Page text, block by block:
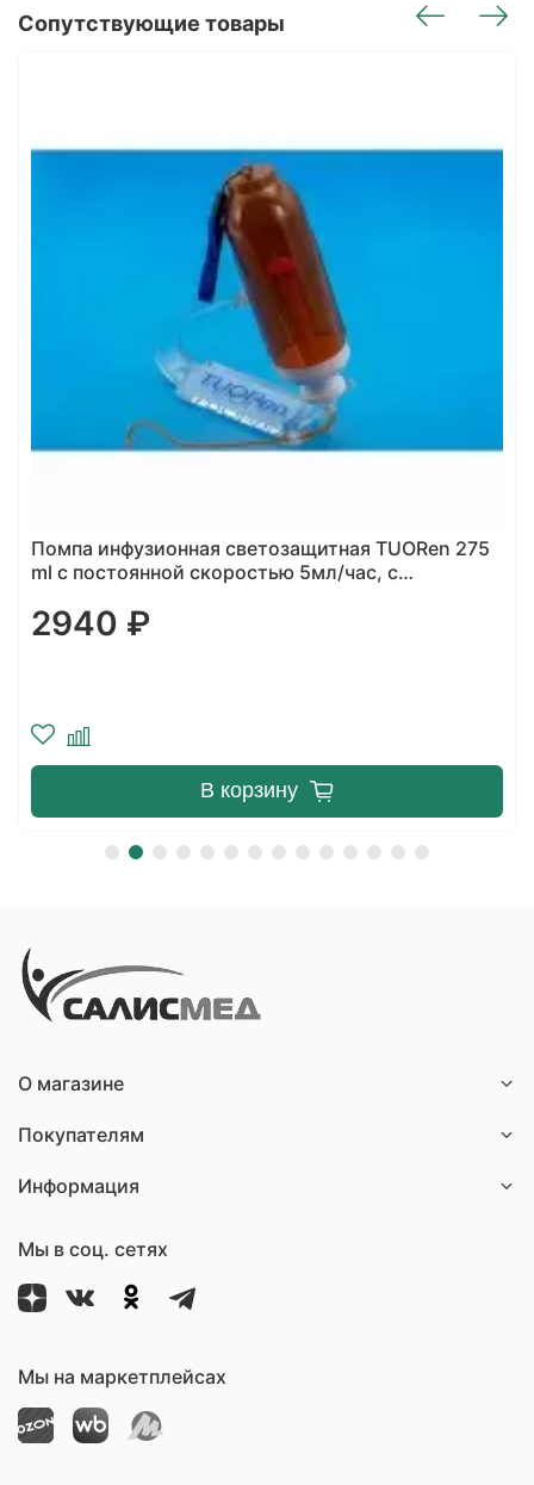
Сопутствующие товары
Помпа инфузионная светозащитная TUORen 275
ml с постоянной скоростью 5мл/час, с
2940 ₽
В корзину
О магазине
Покупателям
Информация
Мы в соц. сетях
Мы на маркетплейсах